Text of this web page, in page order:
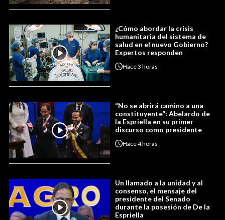
¿Cómo abordar la crisis
humanitaria del sistema de
salud en el nuevo Gobierno?
Expertos responden
Hace3 horas
“No se abrirá camino a una
constituyente”: Abelardo de
la Espriella en su primer
discurso como presidente
Hace4 horas
Un llamado a la unidad y al
consenso, el mensaje del
presidente del Senado
durante la posesión de De la
Espriella